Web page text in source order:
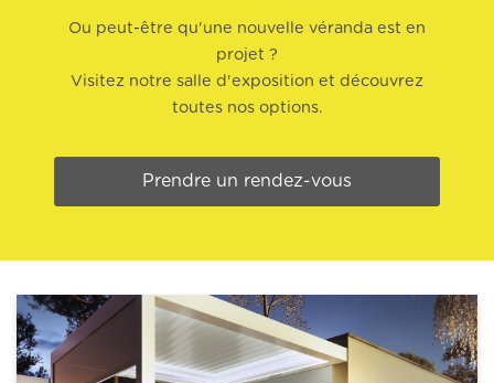
Ou peut-être qu'une nouvelle véranda est en
projet ?
Visitez notre salle d'exposition et découvrez
toutes nos options.
Prendre un rendez-vous